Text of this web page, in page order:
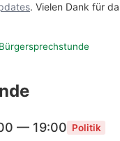
. Vielen Dank für
Bürgersprechstunde
— 19:00 Politik